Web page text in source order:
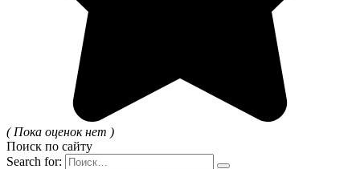
( Пока оценок нет )
Поиск по сайту
Search for: